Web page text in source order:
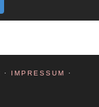
· IMPRESSUM ·